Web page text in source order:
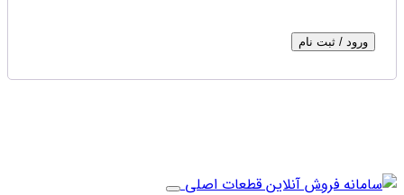
ورود / ثبت نام